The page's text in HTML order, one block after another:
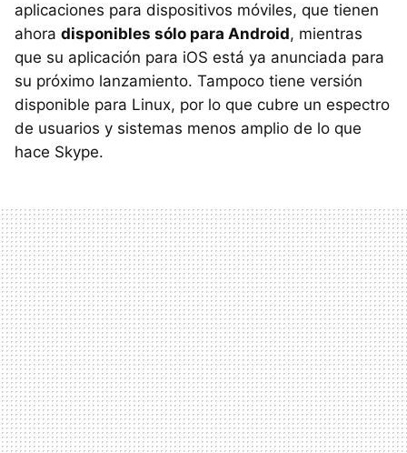
aplicaciones para dispositivos móviles, que tienen
ahora disponibles sólo para Android, mientras
que su aplicación para iOS está ya anunciada para
su próximo lanzamiento. Tampoco tiene versión
disponible para Linux, por lo que cubre un espectro
de usuarios y sistemas menos amplio de lo que
hace Skype.